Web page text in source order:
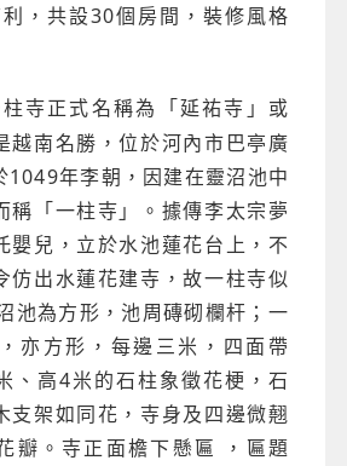
，共設30個房間，裝修風格
寺正式名稱為「延祐寺」或
越南名勝，位於河內市巴亭廣
1049年李朝，因建在靈沼池中
稱「一柱寺」。據傳李太宗夢
嬰兒，立於水池蓮花台上，不
仿出水蓮花建寺，故一柱寺似
池為方形，池周磚砌欄杆；一
亦方形，每邊三米，四面帶
、高4米的石柱象徵花梗，石
支架如同花，寺身及四邊微翹
瓣。寺正面檐下懸匾 ，匾題